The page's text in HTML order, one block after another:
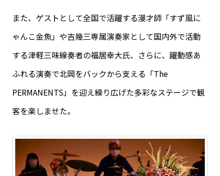
また、ゲストとして全国で活躍する漫才師「すず風に
ゃんこ金魚」や吉幾三専属演奏家として国内外で活動
する津軽三味線奏者の福居幸大氏、さらに、躍動感あ
ふれる演奏で北岡をバックから支える「The
PERMANENTS」を迎え繰り広げた多彩なステージで観
客を楽しませた。